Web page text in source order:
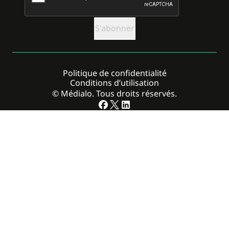
© Médialo. Tous droits réservés.
Politique de confidentialité
Conditions d’utilisation